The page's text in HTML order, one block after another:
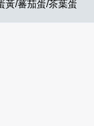
黃/蕃茄蛋/茶葉蛋